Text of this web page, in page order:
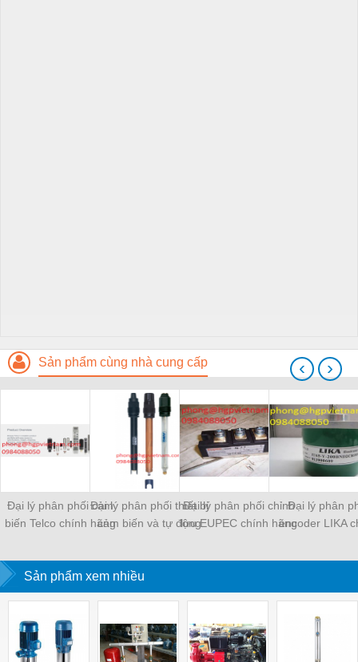
Sản phẩm cùng nhà cung cấp
Đại lý phân phối cảm
biến Telco chính hãng
Đại lý phân phối thiết bị
cảm biến và tự động
tại VN.
Đại lý phân phối chỉnh
lưu EUPEC chính hãng
Đại lý phân
encoder LIKA
‹ ›
Sản phẩm xem nhiều